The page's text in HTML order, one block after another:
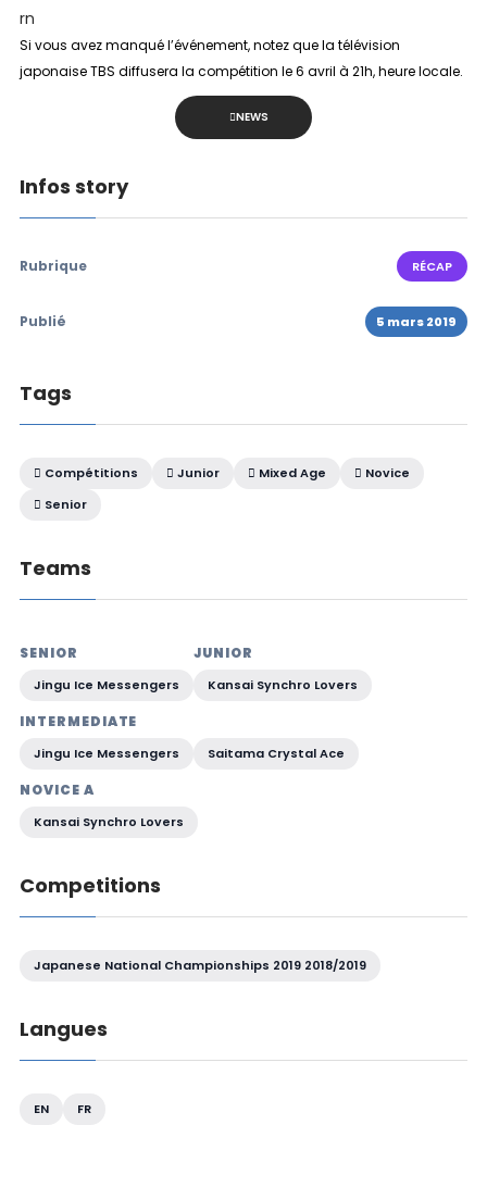
rn
Si vous avez manqué l’événement, notez que la télévision
japonaise TBS diffusera la compétition le 6 avril à 21h, heure locale.
NEWS
Infos story
Rubrique RÉCAP
Publié 5 mars 2019
Tags
Compétitions Junior Mixed Age
Novice
Senior
Teams
SENIOR
Jingu Ice Messengers
JUNIOR
Kansai Synchro Lovers
INTERMEDIATE
Jingu Ice Messengers Saitama Crystal Ace
NOVICE A
Kansai Synchro Lovers
Competitions
Japanese National Championships 2019 2018/2019
Langues
EN FR